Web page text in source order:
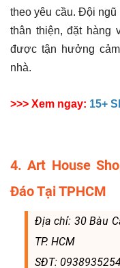
theo yêu cầu. Đội ngũ
thân thiện, đặt hàng
được tận hưởng
nhà.
>>> Xem ngay: 15+
4. Art House
Đáo Tại TPHCM
Địa chỉ: 30 Bàu
TP. HCM
SĐT: